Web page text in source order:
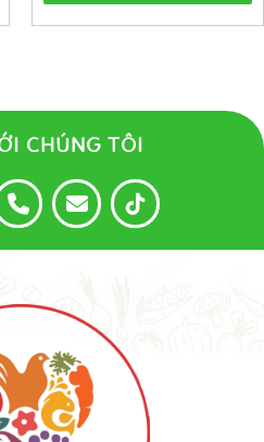
CHÚNG TÔI